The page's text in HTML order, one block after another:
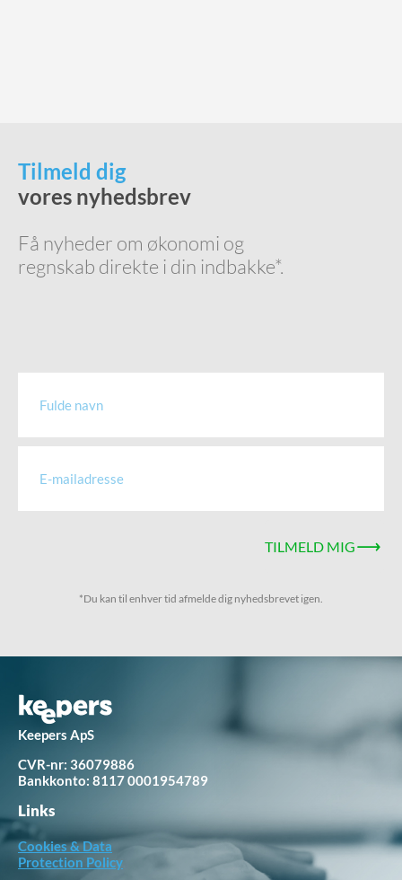
Tilmeld dig
vores nyhedsbrev
Få nyheder om økonomi og
regnskab direkte i din indbakke*.
TILMELD MIG
*Du kan til enhver tid afmelde dig nyhedsbrevet igen.
Keepers ApS
CVR-nr: 36079886
Bankkonto: 8117 0001954789
Links
Cookies & Data
Protection Policy